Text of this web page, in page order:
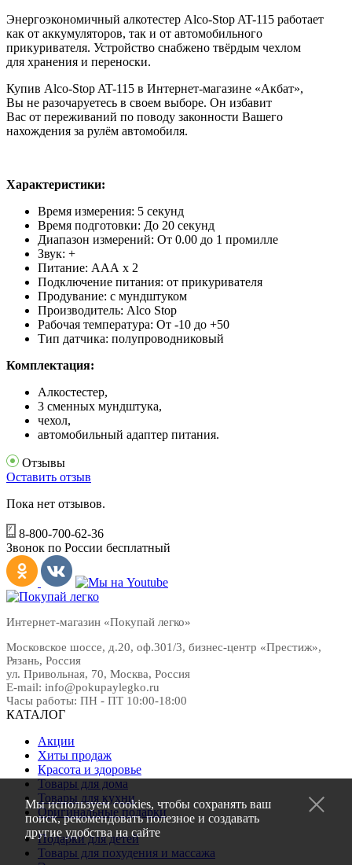
Энергоэкономичный алкотестер Alco-Stop AT-115 работает
как от аккумуляторов, так и от автомобильного
прикуривателя. Устройство снабжено твёрдым чехлом
для хранения и переноски.
Купив Alco-Stop AT-115 в Интернет-магазине «Акбат»,
Вы не разочаруетесь в своем выборе. Он избавит
Вас от переживаний по поводу законности Вашего
нахождения за рулём автомобиля.
Характеристики:
Время измерения: 5 секунд
Время подготовки: До 20 секунд
Диапазон измерений: От 0.00 до 1 промилле
Звук: +
Питание: AAА x 2
Подключение питания: от прикуривателя
Продувание: с мундштуком
Производитель: Alco Stop
Рабочая температура: От -10 до +50
Тип датчика: полупроводниковый
Комплектация:
Алкостестер,
3 сменных мундштука,
чехол,
автомобильный адаптер питания.
Отзывы
Оставить отзыв
Пока нет отзывов.
8-800-700-62-36
Звонок по России бесплатный
Интернет-магазин «Покупай легко»
Московское шоссе, д.20, оф.301/3, бизнес-центр «Престиж»,
Рязань, Россия
ул. Привольная, 70, Москва, Россия
E-mail: info@pokupaylegko.ru
Часы работы: ПН - ПТ 10:00-18:00
КАТАЛОГ
Акции
Хиты продаж
Красота и здоровье
Товары для дома
Товары для кухни
Оригинальные подарки
Подарки для детей
Товары для похудения и массажа
Мы используем cookies, чтобы сохранять ваш
поиск, рекомендовать полезное и создавать
другие удобства на сайте